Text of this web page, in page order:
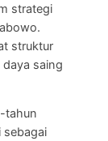
strategi
struktur
saing
tahun
sebagai